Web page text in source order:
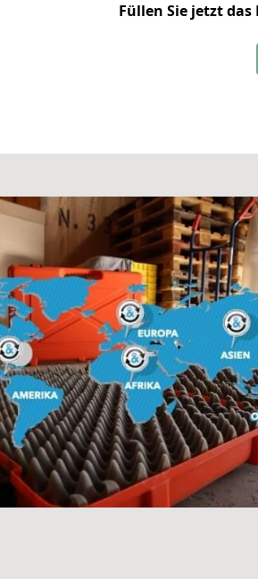
Füllen Sie jetzt